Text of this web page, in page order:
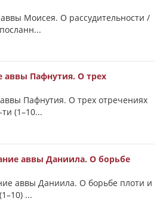
Моисея. О рассудительности /
аввы Пафнутия. О трех
Пафнутия. О трех отречениях
(1–10...
аввы Даниила. О борьбе
аввы Даниила. О борьбе плоти и
...